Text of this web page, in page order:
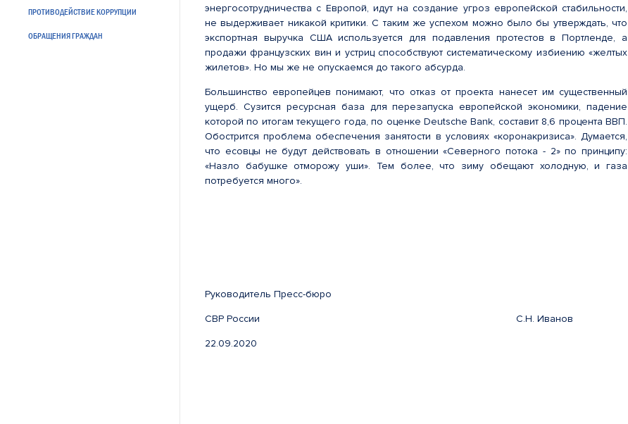
ПРОТИВОДЕЙСТВИЕ КОРРУПЦИИ
ОБРАЩЕНИЯ ГРАЖДАН
энергосотрудничества с Европой, идут на создание угроз европейской стабильности,
не выдерживает никакой критики. С таким же успехом можно было бы утверждать, что
экспортная выручка США используется для подавления протестов в Портленде, а
продажи французских вин и устриц способствуют систематическому избиению «желтых
жилетов». Но мы же не опускаемся до такого абсурда.
Большинство европейцев понимают, что отказ от проекта нанесет им существенный
ущерб. Сузится ресурсная база для перезапуска европейской экономики, падение
которой по итогам текущего года, по оценке Deutsche Bank, составит 8,6 процента ВВП.
Обострится проблема обеспечения занятости в условиях «коронакризиса». Думается,
что есовцы не будут действовать в отношении «Северного потока - 2» по принципу:
«Назло бабушке отморожу уши». Тем более, что зиму обещают холодную, и газа
потребуется много».
Руководитель Пресс-бюро
СВР России С.Н. Иванов
22.09.2020